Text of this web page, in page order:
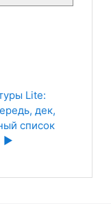
Lite:
дек,
список
▶︎